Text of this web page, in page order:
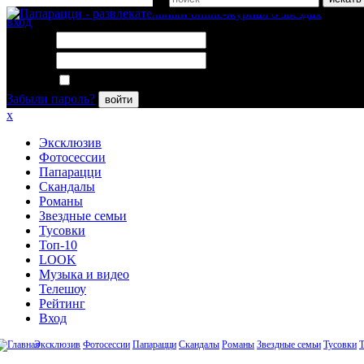
вход
Забыли пароль?
войти
x
Эксклюзив
Фотосессии
Папарацци
Скандалы
Романы
Звездные семьи
Тусовки
Топ-10
LOOK
Музыка и видео
Телешоу
Рейтинг
Вход
Эксклюзив Фотосессии Папарацци Скандалы Романы Звездные семьи Тусовки